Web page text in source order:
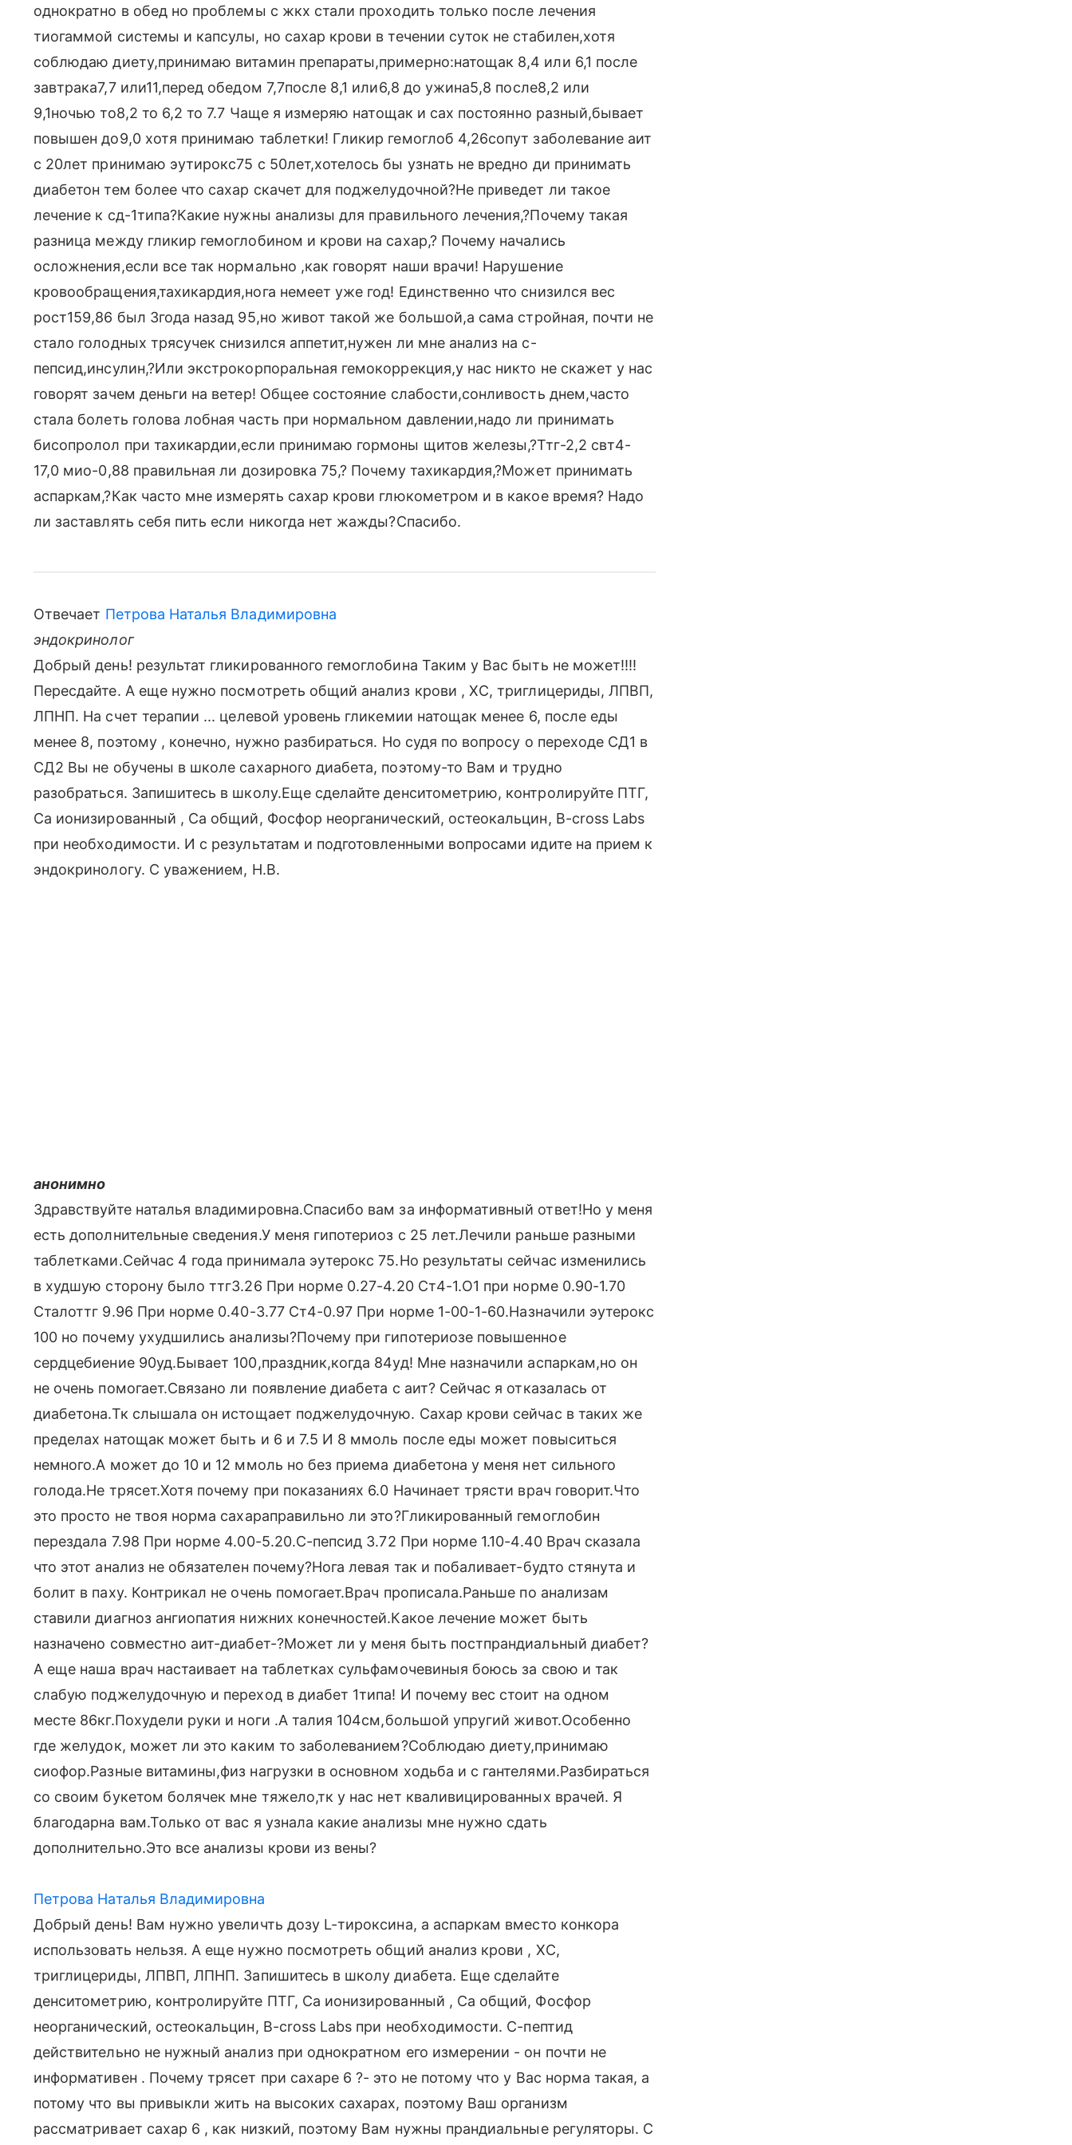
однократно в обед но проблемы с жкх стали проходить только после лечения
тиогаммой системы и капсулы, но сахар крови в течении суток не стабилен,хотя
соблюдаю диету,принимаю витамин препараты,примерно:натощак 8,4 или 6,1 после
завтрака7,7 или11,перед обедом 7,7после 8,1 или6,8 до ужина5,8 после8,2 или
9,1ночью то8,2 то 6,2 то 7.7 Чаще я измеряю натощак и сах постоянно разный,бывает
повышен до9,0 хотя принимаю таблетки! Гликир гемоглоб 4,26сопут заболевание аит
с 20лет принимаю эутирокс75 с 50лет,хотелось бы узнать не вредно ди принимать
диабетон тем более что сахар скачет для поджелудочной?Не приведет ли такое
лечение к сд-1типа?Какие нужны анализы для правильного лечения,?Почему такая
разница между гликир гемоглобином и крови на сахар,? Почему начались
осложнения,если все так нормально ,как говорят наши врачи! Нарушение
кровообращения,тахикардия,нога немеет уже год! Единственно что снизился вес
рост159,86 был 3года назад 95,но живот такой же большой,а сама стройная, почти не
стало голодных трясучек снизился аппетит,нужен ли мне анализ на с-
пепсид,инсулин,?Или экстрокорпоральная гемокоррекция,у нас никто не скажет у нас
говорят зачем деньги на ветер! Общее состояние слабости,сонливость днем,часто
стала болеть голова лобная часть при нормальном давлении,надо ли принимать
бисопролол при тахикардии,если принимаю гормоны щитов железы,?Ттг-2,2 свт4-
17,0 мио-0,88 правильная ли дозировка 75,? Почему тахикардия,?Может принимать
аспаркам,?Как часто мне измерять сахар крови глюкометром и в какое время? Надо
ли заставлять себя пить если никогда нет жажды?Спасибо.
Отвечает Петрова Наталья Владимировна
эндокринолог
Добрый день! результат гликированного гемоглобина Таким у Вас быть не может!!!!
Пересдайте. А еще нужно посмотреть общий анализ крови , ХС, триглицериды, ЛПВП,
ЛПНП. На счет терапии ... целевой уровень гликемии натощак менее 6, после еды
менее 8, поэтому , конечно, нужно разбираться. Но судя по вопросу о переходе СД1 в
СД2 Вы не обучены в школе сахарного диабета, поэтому-то Вам и трудно
разобраться. Запишитесь в школу.Еще сделайте денситометрию, контролируйте ПТГ,
Са ионизированный , Са общий, Фосфор неорганический, остеокальцин, B-cross Labs
при необходимости. И с результатам и подготовленными вопросами идите на прием к
эндокринологу. С уважением, Н.В.
анонимно
Здравствуйте наталья владимировна.Спасибо вам за информативный ответ!Но у меня
есть дополнительные сведения.У меня гипотериоз с 25 лет.Лечили раньше разными
таблетками.Сейчас 4 года принимала эутерокс 75.Но результаты сейчас изменились
в худшую сторону было ттг3.26 При норме 0.27-4.20 Ст4-1.О1 при норме 0.90-1.70
Сталоттг 9.96 При норме 0.40-3.77 Ст4-0.97 При норме 1-00-1-60.Назначили эутерокс
100 но почему ухудшились анализы?Почему при гипотериозе повышенное
сердцебиение 90уд.Бывает 100,праздник,когда 84уд! Мне назначили аспаркам,но он
не очень помогает.Связано ли появление диабета с аит? Сейчас я отказалась от
диабетона.Тк слышала он истощает поджелудочную. Сахар крови сейчас в таких же
пределах натощак может быть и 6 и 7.5 И 8 ммоль после еды может повыситься
немного.А может до 10 и 12 ммоль но без приема диабетона у меня нет сильного
голода.Не трясет.Хотя почему при показаниях 6.0 Начинает трясти врач говорит.Что
это просто не твоя норма сахараправильно ли это?Гликированный гемоглобин
перездала 7.98 При норме 4.00-5.20.С-пепсид 3.72 При норме 1.10-4.40 Врач сказала
что этот анализ не обязателен почему?Нога левая так и побаливает-будто стянута и
болит в паху. Контрикал не очень помогает.Врач прописала.Раньше по анализам
ставили диагноз ангиопатия нижних конечностей.Какое лечение может быть
назначено совместно аит-диабет-?Может ли у меня быть постпрандиальный диабет?
А еще наша врач настаивает на таблетках сульфамочевиныя боюсь за свою и так
слабую поджелудочную и переход в диабет 1типа! И почему вес стоит на одном
месте 86кг.Похудели руки и ноги .А талия 104см,большой упругий живот.Особенно
где желудок, может ли это каким то заболеванием?Соблюдаю диету,принимаю
сиофор.Разные витамины,физ нагрузки в основном ходьба и с гантелями.Разбираться
со своим букетом болячек мне тяжело,тк у нас нет кваливицированных врачей. Я
благодарна вам.Только от вас я узнала какие анализы мне нужно сдать
дополнительно.Это все анализы крови из вены?
Петрова Наталья Владимировна
Добрый день! Вам нужно увеличть дозу L-тироксина, а аспаркам вместо конкора
использовать нельзя. А еще нужно посмотреть общий анализ крови , ХС,
триглицериды, ЛПВП, ЛПНП. Запишитесь в школу диабета. Еще сделайте
денситометрию, контролируйте ПТГ, Са ионизированный , Са общий, Фосфор
неорганический, остеокальцин, B-cross Labs при необходимости. С-пептид
действительно не нужный анализ при однократном его измерении - он почти не
информативен . Почему трясет при сахаре 6 ?- это не потому что у Вас норма такая, а
потому что вы привыкли жить на высоких сахарах, поэтому Ваш организм
рассматривает сахар 6 , как низкий, поэтому Вам нужны прандиальные регуляторы. С